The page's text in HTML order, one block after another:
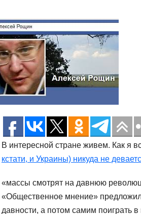
В интересной стране живем. Как я
кстати, и Украины) никуда не
«массы смотрят на давнюю
«Общественное мнение» предложил
давности, а потом самим поиграть